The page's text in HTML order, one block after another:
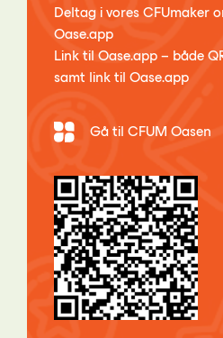
Deltag i vores CFUmaker
Oase.app
Link til Oase.app – både
samt link til Oase.app
Gå til CFUM Oasen